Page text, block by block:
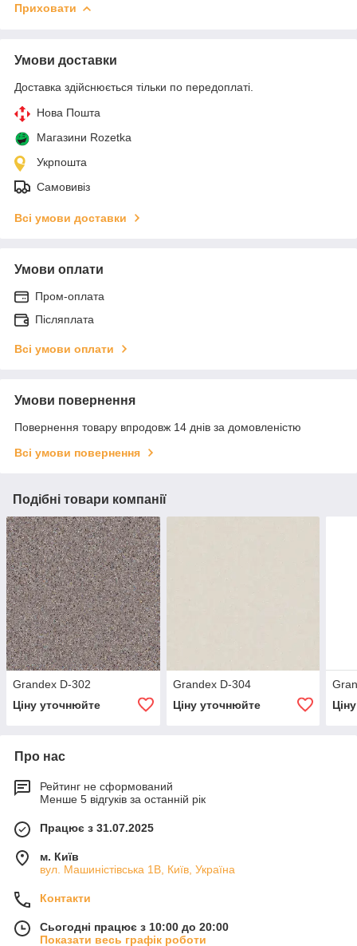
Приховати
Умови доставки
Доставка здійснюється тільки по передоплаті.
Нова Пошта
Магазини Rozetka
Укрпошта
Самовивіз
Всі умови доставки
Умови оплати
Пром-оплата
Післяплата
Всі умови оплати
Умови повернення
Повернення товару впродовж 14 днів за домовленістю
Всі умови повернення
Подібні товари компанії
Grandex D-302
Ціну уточнюйте
Grandex D-304
Ціну уточнюйте
Про нас
Рейтинг не сформований
Менше 5 відгуків за останній рік
Працює з 31.07.2025
м. Київ
вул. Машиністівська 1В, Київ, Україна
Контакти
Сьогодні працює з 10:00 до 20:00
Показати весь графік роботи